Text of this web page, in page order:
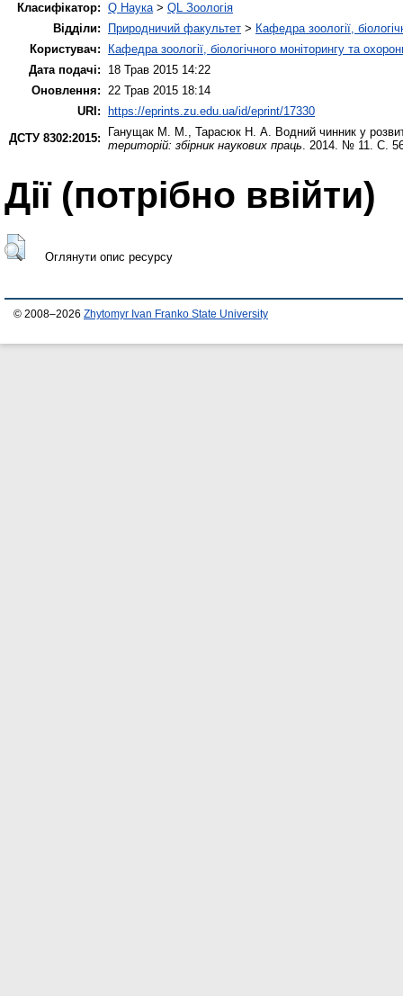
Класифікатор: Q Наука> QL Зоологія
Відділи:
Природничий факультет > Кафедра зоології,
Користувач:
Кафедра зоології, біологічного моніторингу та
Дата подачі:
18 Трав 2015 14:22
Оновлення: 22 Трав 2015 18:14
URI:
https://eprints.zu.edu.ua/id/eprint/17330
ДСТУ 8302:2015:
Ганущак М. М., Тарасюк Н. А. Водний чинник у
територій: збірник наукових праць. 2014. № 11. С.
Дії ​​(потрібно ввійти)
Оглянути опис ресурсу
© 2008–2026 Zhytomyr Ivan Franko State University